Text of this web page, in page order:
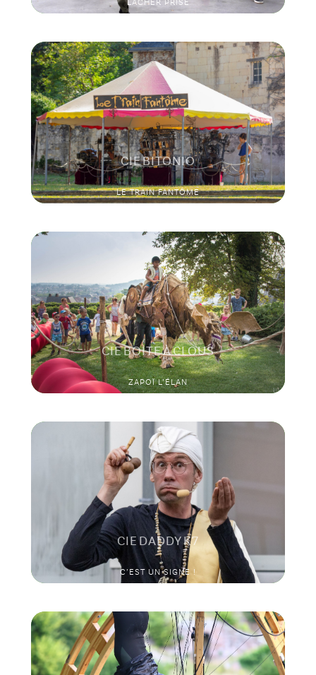
LACHER PRISE
CIE BITONIO
LE TRAIN FANTÔME
CIE BOITE À CLOUS
ZAPOÏ L’ÉLAN
CIE DADDY K7
C’EST UN SIGNE !